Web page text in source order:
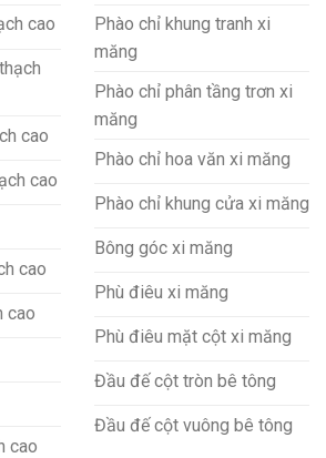
cao
cao
cao
cao
cao
cao
Phào chỉ khung tranh xi
măng
Phào chỉ phân tầng trơn xi
măng
Phào chỉ hoa văn xi măng
Phào chỉ khung cửa xi măng
Bông góc xi măng
Phù điêu xi măng
Phù điêu mặt cột xi măng
Đầu đế cột tròn bê tông
Đầu đế cột vuông bê tông